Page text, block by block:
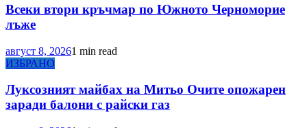
Всеки втори кръчмар по Южното Черноморие
лъже
август 8, 20261 min read
ИЗБРАНО
Луксозният майбах на Митьо Очите опожарен
заради балони с райски газ